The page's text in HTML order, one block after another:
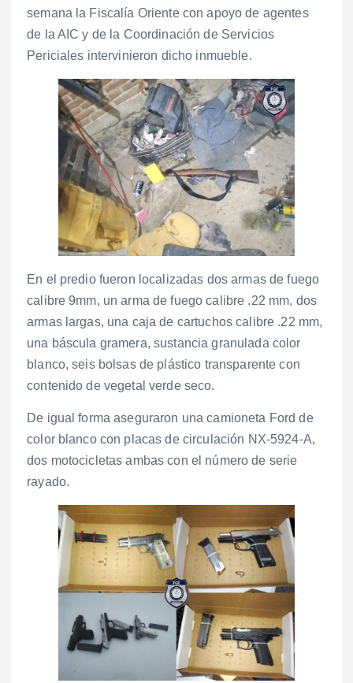
semana la Fiscalía Oriente con apoyo de agentes
de la AIC y de la Coordinación de Servicios
Periciales intervinieron dicho inmueble.
En el predio fueron localizadas dos armas de fuego
calibre 9mm, un arma de fuego calibre .22 mm, dos
armas largas, una caja de cartuchos calibre .22 mm,
una báscula gramera, sustancia granulada color
blanco, seis bolsas de plástico transparente con
contenido de vegetal verde seco.
De igual forma aseguraron una camioneta Ford de
color blanco con placas de circulación NX-5924-A,
dos motocicletas ambas con el número de serie
rayado.